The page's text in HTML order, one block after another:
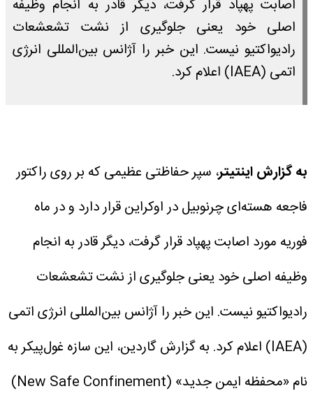
اصابت پهپاد قرار گرفت، دیگر قادر به انجام وظیفه
اصلی خود یعنی جلوگیری از نشت تشعشعات
رادیواکتیو نیست. این خبر را آژانس بین‌المللی انرژی
اتمی (IAEA) اعلام کرد.
به گزارش اینتیتر، سپر حفاظتی عظیمی که بر روی راکتور
فاجعه هسته‌ای چرنوبیل در اوکراین قرار دارد و در ماه
فوریه مورد اصابت پهپاد قرار گرفت، دیگر قادر به انجام
وظیفه اصلی خود یعنی جلوگیری از نشت تشعشعات
رادیواکتیو نیست. این خبر را آژانس بین‌المللی انرژی اتمی
(IAEA) اعلام کرد.
به گزارش گاردین، این سازه غول‌پیکر به
نام «محفظه ایمن جدید» (New Safe Confinement)